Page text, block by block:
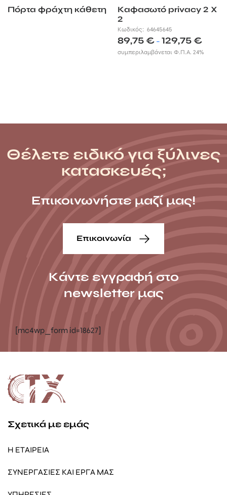
Πόρτα φράχτη κάθετη
Καφασωτό privacy 2 X
2
Κωδικός:64645645
89,75€ – 129,75€
range:
συμπεριλαμβάνεται Φ.Π.Α. 24%
Θέλετε ειδικό για ξύλινες
κατασκευές;
Επικοινωνήστε μαζί μας!
Επικοινωνία
Κάντε εγγραφή στο
newsletter μας
[mc4wp_form id=18627]
Σχετικά με εμάς
Η ΕΤΑΙΡΕΙΑ
ΣΥΝΕΡΓΑΣΙΕΣ ΚΑΙ ΕΡΓΑ ΜΑΣ